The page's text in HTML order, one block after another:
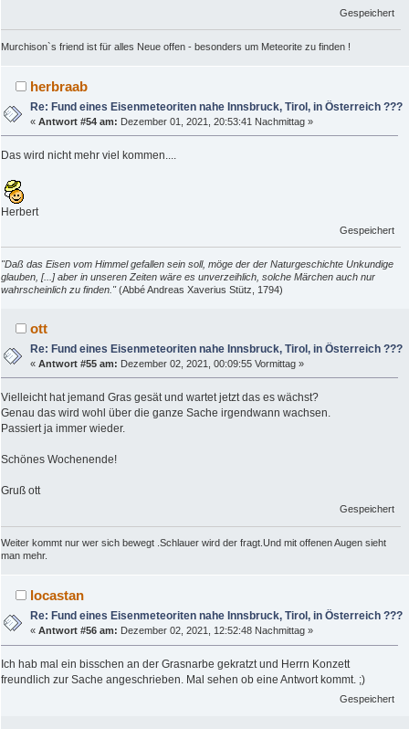
Gespeichert
Murchison`s friend ist für alles Neue offen - besonders um Meteorite zu finden !
herbraab
Re: Fund eines Eisenmeteoriten nahe Innsbruck, Tirol, in Österreich ???
«Antwort #54 am: Dezember 01, 2021, 20:53:41 Nachmittag »
Das wird nicht mehr viel kommen....
Herbert
Gespeichert
"Daß das Eisen vom Himmel gefallen sein soll, möge der der Naturgeschichte Unkundige
glauben, [...] aber in unseren Zeiten wäre es unverzeihlich, solche Märchen auch nur
wahrscheinlich zu finden."(Abbé Andreas Xaverius Stütz, 1794)
ott
Re: Fund eines Eisenmeteoriten nahe Innsbruck, Tirol, in Österreich ???
«Antwort #55 am: Dezember 02, 2021, 00:09:55 Vormittag »
Vielleicht hat jemand Gras gesät und wartet jetzt das es wächst?
Genau das wird wohl über die ganze Sache irgendwann wachsen.
Passiert ja immer wieder.
Schönes Wochenende!
Gruß ott
Gespeichert
Weiter kommt nur wer sich bewegt .Schlauer wird der fragt.Und mit offenen Augen sieht
man mehr.
locastan
Re: Fund eines Eisenmeteoriten nahe Innsbruck, Tirol, in Österreich ???
«Antwort #56 am: Dezember 02, 2021, 12:52:48 Nachmittag »
Ich hab mal ein bisschen an der Grasnarbe gekratzt und Herrn Konzett
freundlich zur Sache angeschrieben. Mal sehen ob eine Antwort kommt. ;)
Gespeichert